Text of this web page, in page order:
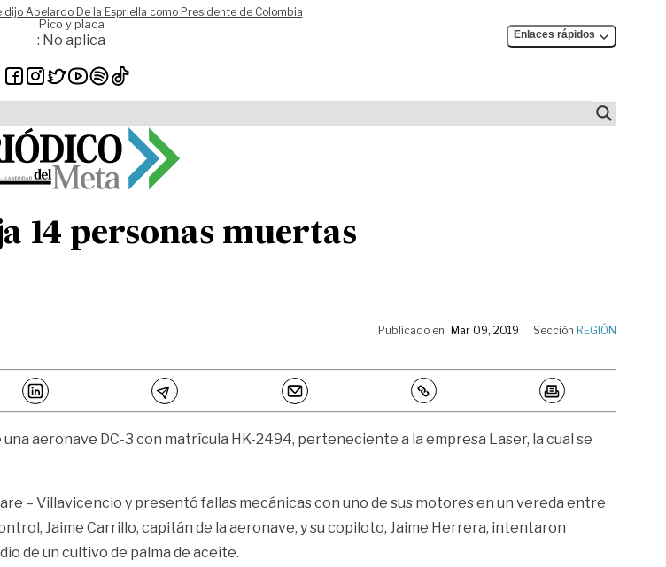
Abelardo De la Espriella como Presidente de Colombia
Pico y placa
: No aplica Enlaces rápidos
14 personas muertas
Publicado en Mar 09, 2019 Sección REGIÓN
aeronave DC-3 con matrícula HK-2494, perteneciente a la empresa Laser, la cual se
– Villavicencio y presentó fallas mecánicas con uno de sus motores en un vereda entre
Jaime Carrillo, capitán de la aeronave, y su copiloto, Jaime Herrera, intentaron
de un cultivo de palma de aceite.